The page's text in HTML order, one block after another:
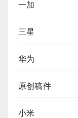
一加
三星
华为
原创稿件
小米